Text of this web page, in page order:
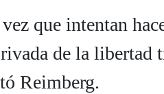
que intentan
de la libertad
Reimberg.